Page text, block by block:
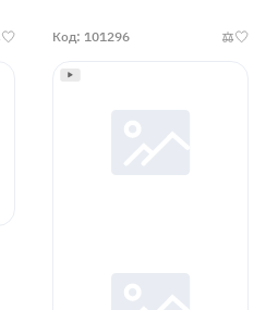
Код: 101296